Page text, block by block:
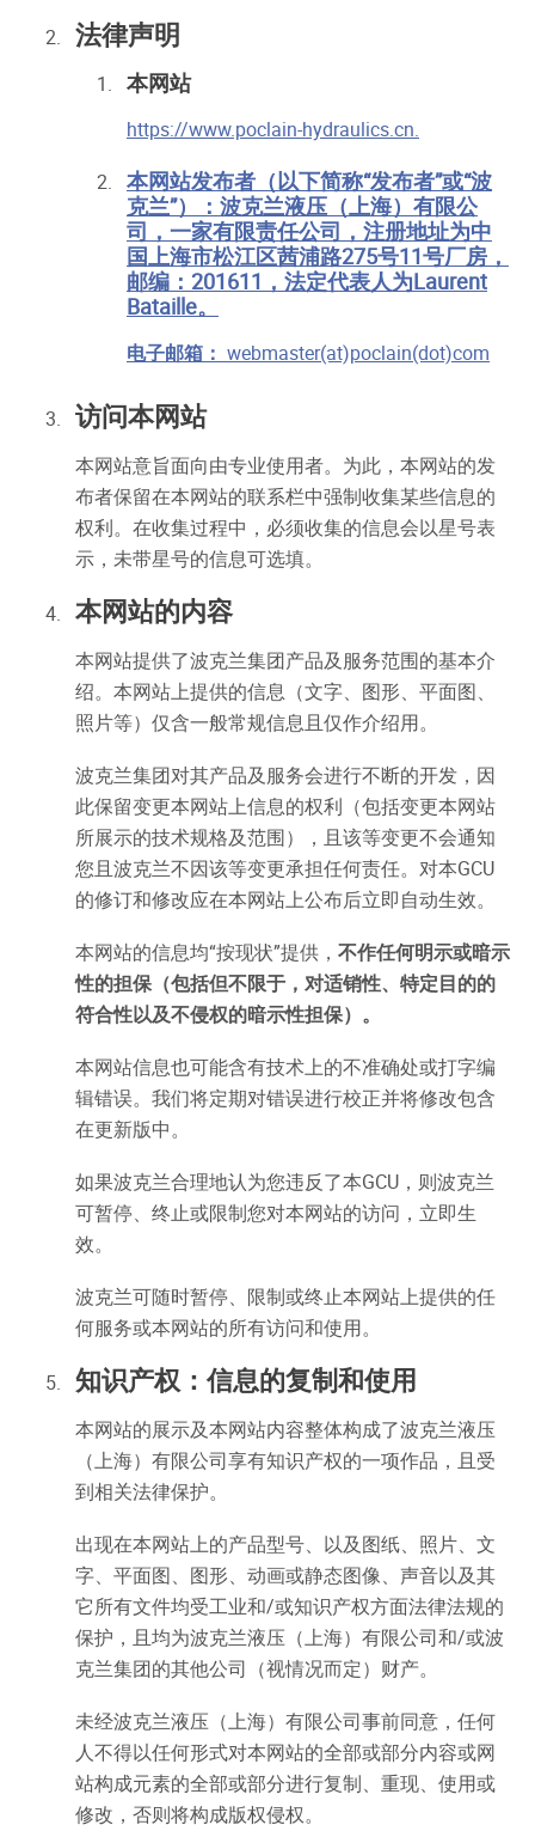
法律声明
本网站
https://www.poclain-hydraulics.cn.
本网站发布者（以下简称“发布者”或“波
克兰”）：波克兰液压（上海）有限公
司，一家有限责任公司，注册地址为中
国上海市松江区茜浦路275号11号厂房，
邮编：201611，法定代表人为Laurent
Bataille。
电子邮箱： webmaster(at)poclain(dot)com
访问本网站
本网站意旨面向由专业使用者。为此，本网站的发
布者保留在本网站的联系栏中强制收集某些信息的
权利。在收集过程中，必须收集的信息会以星号表
示，未带星号的信息可选填。
本网站的内容
本网站提供了波克兰集团产品及服务范围的基本介
绍。本网站上提供的信息（文字、图形、平面图、
照片等）仅含一般常规信息且仅作介绍用。
波克兰集团对其产品及服务会进行不断的开发，因
此保留变更本网站上信息的权利（包括变更本网站
所展示的技术规格及范围），且该等变更不会通知
您且波克兰不因该等变更承担任何责任。对本GCU
的修订和修改应在本网站上公布后立即自动生效。
本网站的信息均“按现状”提供， 不作任何明示或暗示
性的担保（包括但不限于，对适销性、特定目的的
符合性以及不侵权的暗示性担保）。
本网站信息也可能含有技术上的不准确处或打字编
辑错误。我们将定期对错误进行校正并将修改包含
在更新版中。
如果波克兰合理地认为您违反了本GCU，则波克兰
可暂停、终止或限制您对本网站的访问，立即生
效。
波克兰可随时暂停、限制或终止本网站上提供的任
何服务或本网站的所有访问和使用。
知识产权：信息的复制和使用
本网站的展示及本网站内容整体构成了波克兰液压
（上海）有限公司享有知识产权的一项作品，且受
到相关法律保护。
出现在本网站上的产品型号、以及图纸、照片、文
字、平面图、图形、动画或静态图像、声音以及其
它所有文件均受工业和/或知识产权方面法律法规的
保护，且均为波克兰液压（上海）有限公司和/或波
克兰集团的其他公司（视情况而定）财产。
未经波克兰液压（上海）有限公司事前同意，任何
人不得以任何形式对本网站的全部或部分内容或网
站构成元素的全部或部分进行复制、重现、使用或
修改，否则将构成版权侵权。